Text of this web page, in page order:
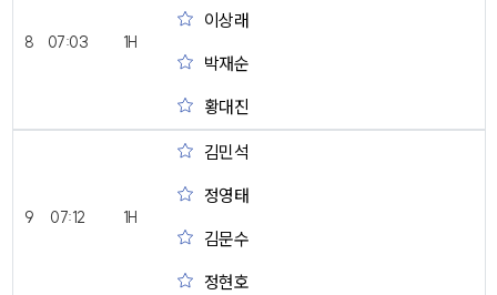
8 07:03 1H
이상래
박재순
황대진
9 07:12 1H
김민석
정영태
김문수
정현호